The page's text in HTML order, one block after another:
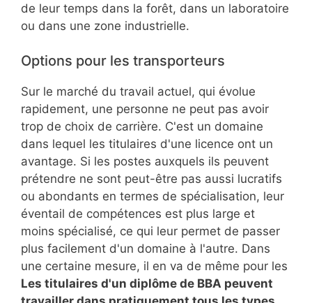
de leur temps dans la forêt, dans un laboratoire
ou dans une zone industrielle.
Options pour les transporteurs
Sur le marché du travail actuel, qui évolue
rapidement, une personne ne peut pas avoir
trop de choix de carrière. C'est un domaine
dans lequel les titulaires d'une licence ont un
avantage. Si les postes auxquels ils peuvent
prétendre ne sont peut-être pas aussi lucratifs
ou abondants en termes de spécialisation, leur
éventail de compétences est plus large et
moins spécialisé, ce qui leur permet de passer
plus facilement d'un domaine à l'autre. Dans
une certaine mesure, il en va de même pour les
Les titulaires d'un diplôme de BBA peuvent